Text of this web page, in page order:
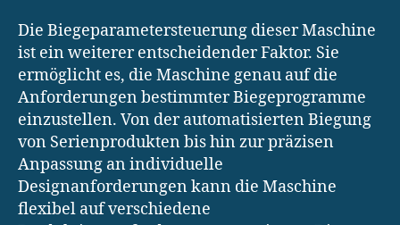
Die Biegeparametersteuerung dieser Maschine
ist ein weiterer entscheidender Faktor. Sie
ermöglicht es, die Maschine genau auf die
Anforderungen bestimmter Biegeprogramme
einzustellen. Von der automatisierten Biegung
von Serienprodukten bis hin zur präzisen
Anpassung an individuelle
Designanforderungen kann die Maschine
flexibel auf verschiedene